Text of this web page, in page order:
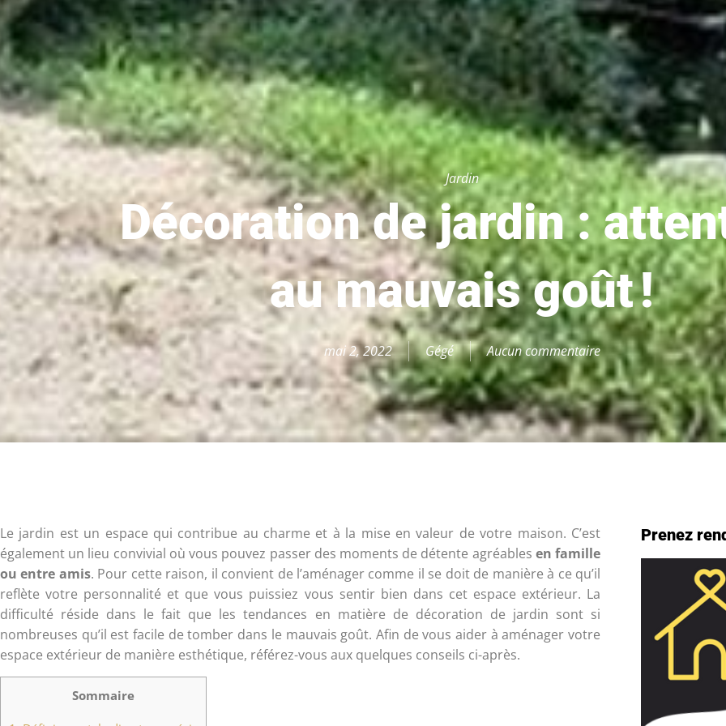
Jardin
Décoration de jardin :
au mauvais goût !
mai 2, 2022 Gégé Aucun commentaire
Le jardin est un espace qui contribue au charme et à la mise en valeur de votre maison. C’est
également un lieu convivial où vous pouvez passer des moments de détente agréables en famille
ou entre amis. Pour cette raison, il convient de l’aménager comme il se doit de manière à ce qu’il
reflète votre personnalité et que vous puissiez vous sentir bien dans cet espace extérieur. La
difficulté réside dans le fait que les tendances en matière de décoration de jardin sont si
nombreuses qu’il est facile de tomber dans le mauvais goût. Afin de vous aider à aménager votre
espace extérieur de manière esthétique, référez-vous aux quelques conseils ci-après.
Sommaire
Prenez